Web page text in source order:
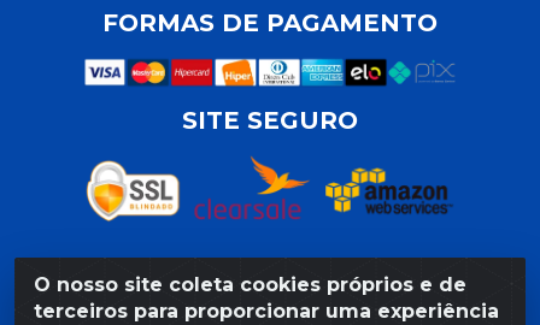
O nosso site coleta cookies próprios e de
terceiros para proporcionar uma experiência
FORMAS DE PAGAMENTO
SITE SEGURO
Razão Social: Armazém Coral LTDA - Rua da Praia, 103 -